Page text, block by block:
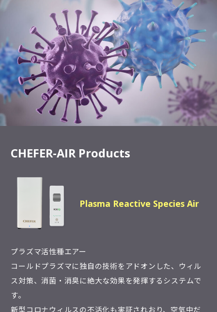
CHEFER-AIR Products
Plasma Reactive Species Air
プラズマ活性種エアー
コールドプラズマに独自の技術をアドオンした、ウィル
ス対策、消菌・消臭に絶大な効果を発揮するシステムで
す。
新型コロナウィルスの不活化も実証されおり、空気中だ